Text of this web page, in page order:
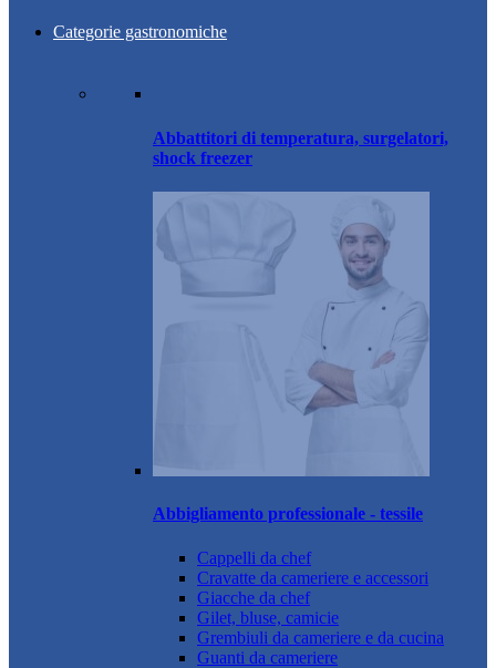
Categorie gastronomiche
Abbattitori di temperatura, surgelatori,
shock freezer
Abbigliamento professionale - tessile
Cappelli da chef
Cravatte da cameriere e accessori
Giacche da chef
Gilet, bluse, camicie
Grembiuli da cameriere e da cucina
Guanti da cameriere